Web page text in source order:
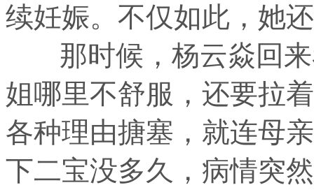
续妊娠。不仅如此，她
那时候，杨云焱回来
姐哪里不舒服，还要拉
各种理由搪塞，就连母
下二宝没多久，病情突